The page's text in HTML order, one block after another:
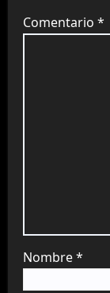
Comentario *
Nombre*